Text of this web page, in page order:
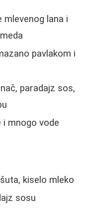
mlevenog lana i
pavlakom i
paradajz sos,
i mnogo vode
kiselo mleko
sosu